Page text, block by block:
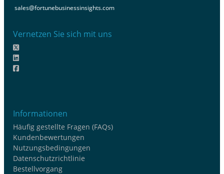
sales@fortunebusinessinsights.com
Vernetzen Sie sich mit uns
Informationen
Häufig gestellte Fragen (FAQs)
Kundenbewertungen
Nutzungsbedingungen
Datenschutzrichtlinie
Bestellvorgang